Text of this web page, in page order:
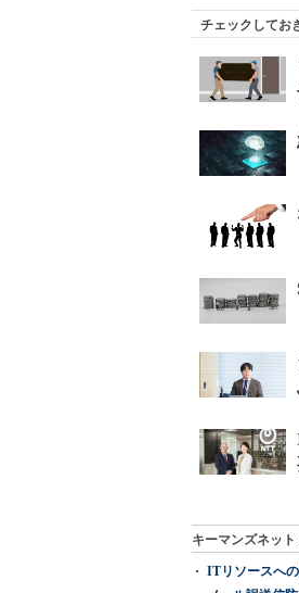
チェックしてお
キーマンズネット
ITリソースへ